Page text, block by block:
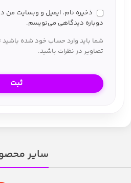
ذخیره نام، ایمیل و وبسایت من
دوباره دیدگاهی می‌نویسم.
شما باید وارد حساب خود شده باشید
تصاویر در نظرات باشید.
سایر